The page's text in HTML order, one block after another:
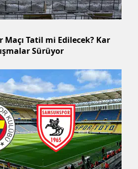
Maçı Tatil mi Edilecek? Kar
Sürüyor